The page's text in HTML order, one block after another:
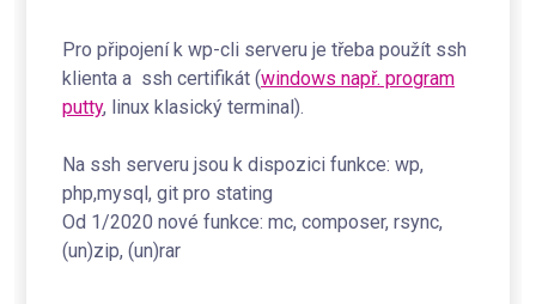
Pro připojení k wp-cli serveru je třeba použít ssh
klienta a ssh certifikát (windows např. program
putty, linux klasický terminal).
Na ssh serveru jsou k dispozici funkce: wp,
php,mysql, git pro stating
Od 1/2020 nové funkce: mc, composer, rsync,
(un)zip, (un)rar